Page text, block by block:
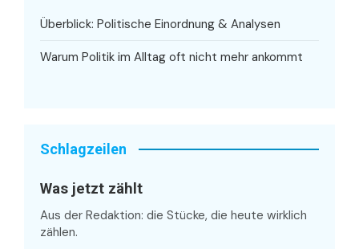
Überblick: Politische Einordnung & Analysen
Warum Politik im Alltag oft nicht mehr ankommt
Schlagzeilen
Was jetzt zählt
Aus der Redaktion: die Stücke, die heute wirklich
zählen.